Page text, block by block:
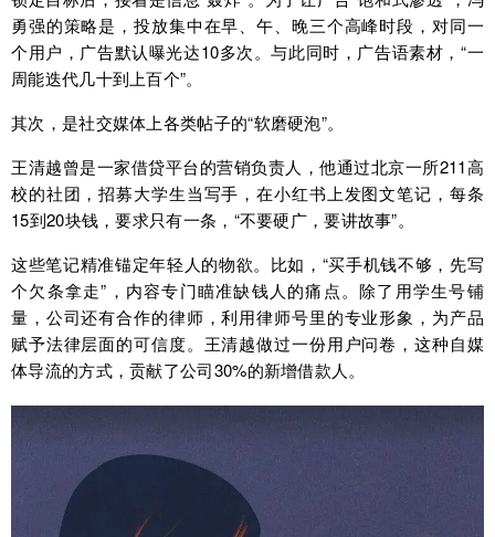
勇强的策略是，投放集中在早、午、晚三个高峰时段，对同一
个用户，广告默认曝光达10多次。与此同时，广告语素材，“一
周能迭代几十到上百个”。
其次，是社交媒体上各类帖子的“软磨硬泡”。
王清越曾是一家借贷平台的营销负责人，他通过北京一所211高
校的社团，招募大学生当写手，在小红书上发图文笔记，每条
15到20块钱，要求只有一条，“不要硬广，要讲故事”。
这些笔记精准锚定年轻人的物欲。比如，“买手机钱不够，先写
个欠条拿走”，内容专门瞄准缺钱人的痛点。除了用学生号铺
量，公司还有合作的律师，利用律师号里的专业形象，为产品
赋予法律层面的可信度。王清越做过一份用户问卷，这种自媒
体导流的方式，贡献了公司30%的新增借款人。